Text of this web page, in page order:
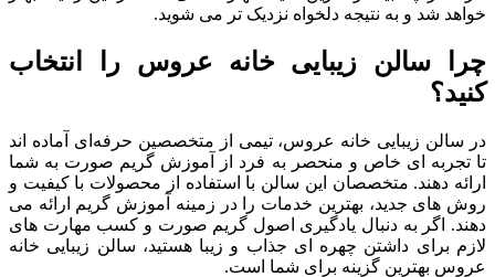
خواهد شد و به نتیجه دلخواه نزدیک‌ تر می شوید.
چرا سالن زیبایی خانه عروس را انتخاب
کنید؟
در سالن زیبایی خانه عروس، تیمی از متخصصین حرفه‌ای آماده ‌اند
تا تجربه ‌ای خاص و منحصر به فرد از آموزش گریم صورت به شما
ارائه دهند. متخصصان این سالن با استفاده از محصولات با کیفیت و
روش‌ های جدید، بهترین خدمات را در زمینه آموزش گریم ارائه می‌
دهند. اگر به دنبال یادگیری اصول گریم صورت و کسب مهارت ‌های
لازم برای داشتن چهره ‌ای جذاب و زیبا هستید، سالن زیبایی خانه
عروس بهترین گزینه برای شما است.